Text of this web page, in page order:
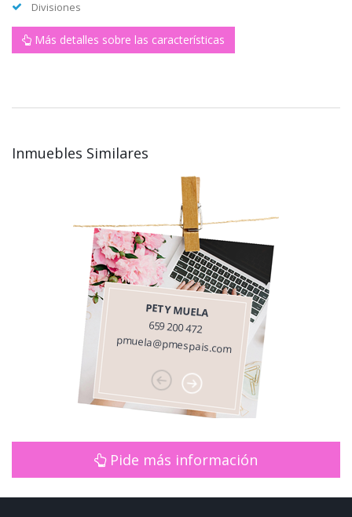
Divisiones
Más detalles sobre las características
Inmuebles Similares
PETY MUELA
659 200 472
pmuela@pmespais.com
Pide más información